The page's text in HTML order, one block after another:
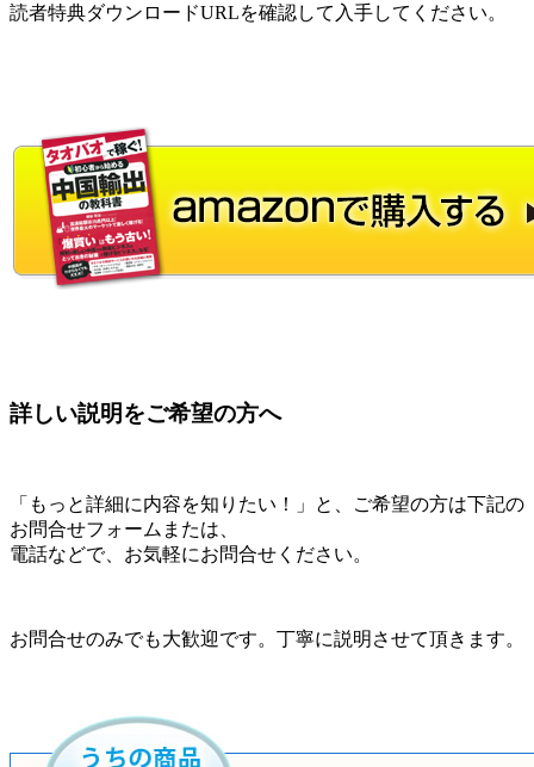
読者特典ダウンロードURLを確認して入手してください。
詳しい説明をご希望の方へ
「もっと詳細に内容を知りたい！」と、ご希望の方は下記の
お問合せフォームまたは、
電話などで、お気軽にお問合せください。
お問合せのみでも大歓迎です。丁寧に説明させて頂きます。